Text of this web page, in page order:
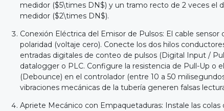
medidor ($5\times DN$) y un tramo recto de 2 veces el
medidor ($2\times DN$).
Conexión Eléctrica del Emisor de Pulsos: El cable
polaridad (voltaje cero). Conecte los dos hilos
entradas digitales de conteo de pulsos (Digital Input /
datalogger o PLC. Configure la resistencia de Pull-Up o
(Debounce) en el controlador (entre 10 a 50
vibraciones mecánicas de la tubería generen falsas
Apriete Mecánico con Empaquetaduras: Instale las